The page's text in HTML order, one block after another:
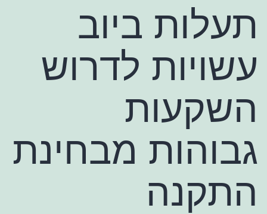
תעלות ביוב
עשויות לדרוש
השקעות
גבוהות מבחינת
התקנה